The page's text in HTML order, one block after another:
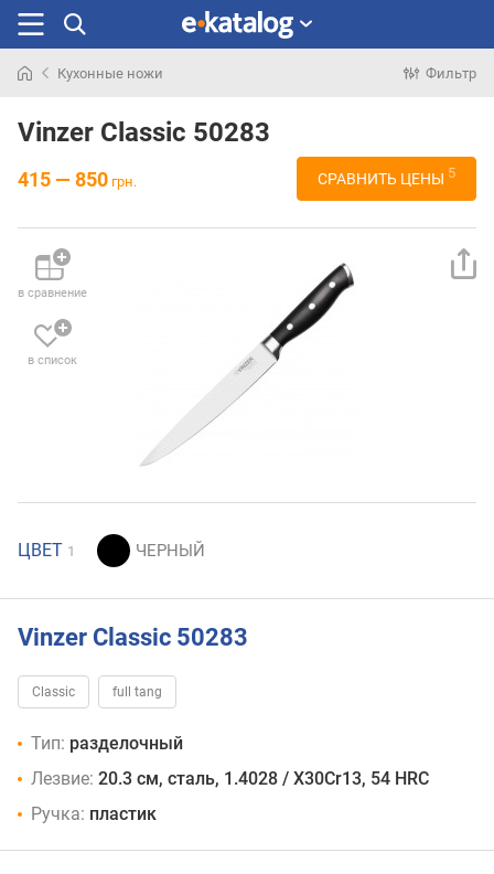
раньше
Кухонные ножи Фильтр
Vinzer Classic 50283
415 — 850 грн. СРАВНИТЬ ЦЕНЫ 5
в сравнение
в список
ЦВЕТ 1
Vinzer Classic 50283
Classic full tang
Тип: разделочный
Лезвие: 20.3 см, сталь, 1.4028 / X30Cr13, 54 HRC
Ручка: пластик